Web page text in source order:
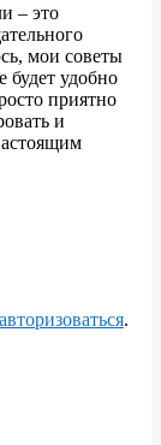
– это
мои советы
будет удобно
приятно
и
авторизоваться.